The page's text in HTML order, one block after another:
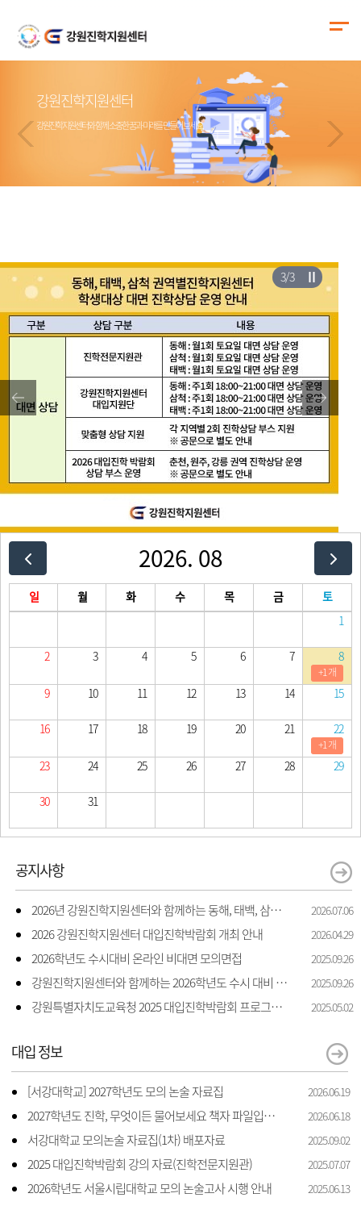
강원진학지원센터
강원진학지원센터와 함께 소중한 꿈과 미래를 만들어 보세요.
강원진학지원센터
강원진학지원센터와 함께 소중한 꿈과 미래를 만들어 보세요.
강원진학지원센터
강원진학지원센터와 함께 소중한 꿈과 미래를 만들어 보세요.
강원진학지원센터
강원진학지원센터와 함께 소중한 꿈과 미래를 만들어 보세요.
3/3
2026. 08
일 월 화 수 목 금
토
1
2 3 4 5 6 7 8
+1 개
9 10 11 12 13 14 15
16 17 18 19 20 21 22
+1 개
23 24 25 26 27 28 29
30 31
공지사항
2026년 강원진학지원센터와 함께하는 동해, 태백, 삼척 지역 진학 상담 상담 안내 2026.07.06
2026 강원진학지원센터 대입진학박람회 개최 안내 2026.04.29
2026학년도 수시대비 온라인 비대면 모의면접 2025.09.26
강원진학지원센터와 함께하는 2026학년도 수시 대비 모의면접 지원 2025.09.26
강원특별자치도교육청 2025 대입진학박람회 프로그램 일정 및 신청 안내 2025.05.02
대입 정보
[서강대학교] 2027학년도 모의 논술 자료집 2026.06.19
2027학년도 진학, 무엇이든 물어보세요 책자 파일입니다. 2026.06.18
서강대학교 모의논술 자료집(1차) 배포자료 2025.09.02
2025 대입진학박람회 강의 자료(진학전문지원관) 2025.07.07
2026학년도 서울시립대학교 모의 논술고사 시행 안내 2025.06.13